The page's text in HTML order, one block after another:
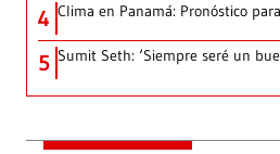
4 Clima en Panamá: Pronóstico
5 Sumit Seth: ‘Siempre seré un